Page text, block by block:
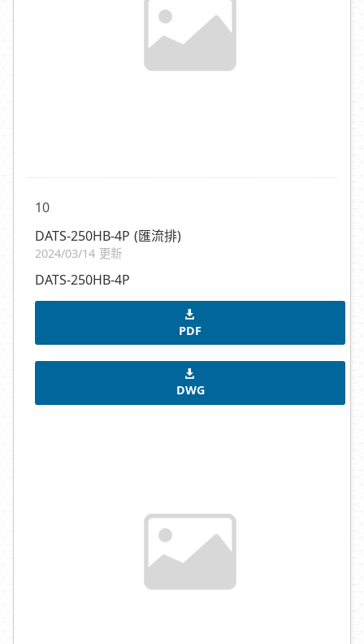
10
DATS-250HB-4P (匯流排)
2024/03/14 更新
DATS-250HB-4P
PDF
DWG